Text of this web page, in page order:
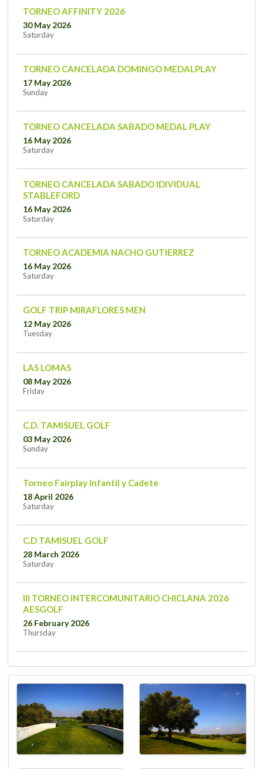
TORNEO AFFINITY 2026
30 May 2026
Saturday
TORNEO CANCELADA DOMINGO MEDALPLAY
17 May 2026
Sunday
TORNEO CANCELADA SABADO MEDAL PLAY
16 May 2026
Saturday
TORNEO CANCELADA SABADO IDIVIDUAL
STABLEFORD
16 May 2026
Saturday
TORNEO ACADEMIA NACHO GUTIERREZ
16 May 2026
Saturday
GOLF TRIP MIRAFLORES MEN
12 May 2026
Tuesday
LAS LOMAS
08 May 2026
Friday
C.D. TAMISUEL GOLF
03 May 2026
Sunday
Torneo Fairplay Infantil y Cadete
18 April 2026
Saturday
C.D TAMISUEL GOLF
28 March 2026
Saturday
III TORNEO INTERCOMUNITARIO CHICLANA 2026
AESGOLF
26 February 2026
Thursday